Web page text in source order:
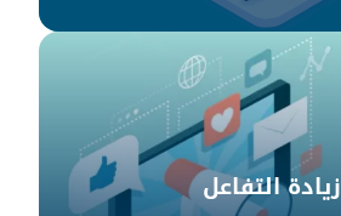
زيادة التفاعل